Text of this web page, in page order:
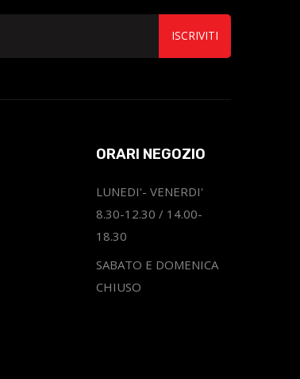
ISCRIVITI
ORARI NEGOZIO
LUNEDI'- VENERDI'
8.30-12.30 / 14.00-
18.30
SABATO E DOMENICA
CHIUSO